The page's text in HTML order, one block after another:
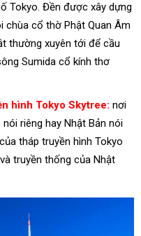
Tokyo. Đền được xây dựng
chùa cổ thờ Phật Quan Âm
thường xuyên tới để cầu
Sumida cổ kính thơ
hình Tokyo Skytree: nơi
riêng hay Nhật Bản nói
tháp truyền hình Tokyo
truyền thống của Nhật